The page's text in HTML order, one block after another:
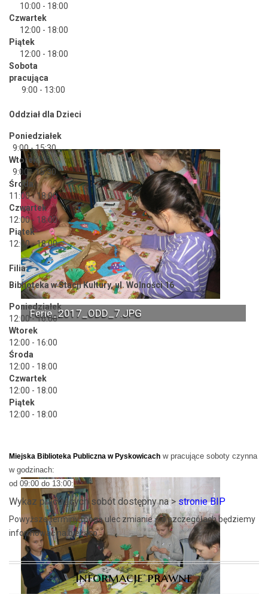
Ferie_2017_ODD_7.JPG
10:00 - 18:00
Czwartek
12:00 - 18:00
Piątek
12:00 - 18:00
Sobota
pracująca
9:00 - 13:00
Oddział dla Dzieci
Poniedziałek
9:00 - 15:30
Wtorek
9:00 - 15:30
Środa
11:00 - 18:00
Czwartek
12:00 - 18:00
Piątek
12:00 - 18:00
Filia
Biblioteka w Stacji Kultury, ul. Wolności 16
Poniedziałek
12:00 - 16:00
Wtorek
12:00 - 16:00
Środa
12:00 - 18:00
Czwartek
12:00 - 18:00
Piątek
12:00 - 18:00
Miejska Biblioteka Publiczna w Pyskowicach w pracujące soboty czynna
w godzinach:
od 09:00 do 13:00:
Wykaz pracujących sobót dostępny na > stronie BIP
Powyższe terminy mogą ulec zmianie – o szczegółach będziemy
informować na bieżąco.
Informacje prawne